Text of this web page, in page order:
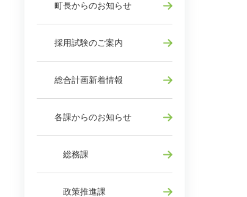
町長からのお知らせ
採用試験のご案内
総合計画新着情報
各課からのお知らせ
総務課
政策推進課